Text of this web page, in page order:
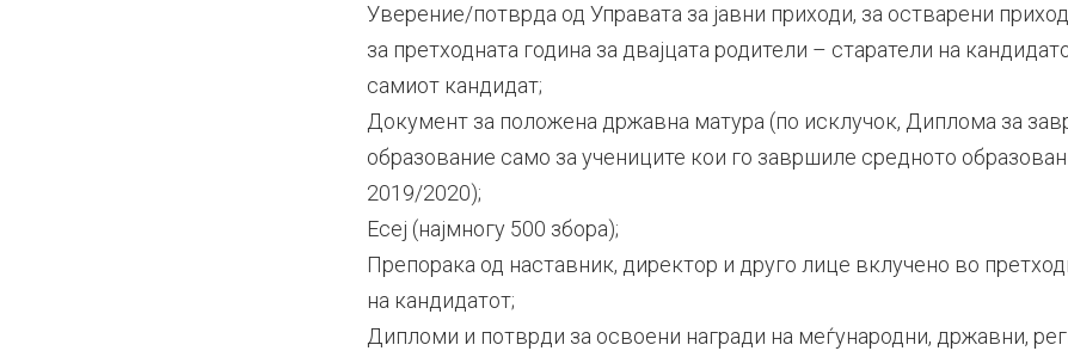
Уверение/потврда од Управата за јавни приходи, за остварени
за претходната година за двајцата родители – старатели на
самиот кандидат;
Документ за положена државна матура (по исклучок, Диплома за
образование само за учениците кои го завршиле средното
2019/2020);
Есеј (најмногу 500 збора);
Препорака од наставник, директор и друго лице вклучено во
на кандидатот;
Дипломи и потврди за освоени награди на меѓународни, државни,